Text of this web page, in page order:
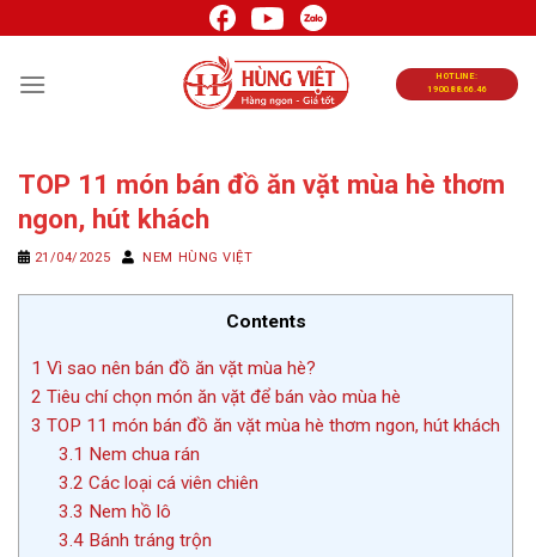
đến
nội
HOTLINE:
1900.88.66.46
TOP 11 món bán đồ ăn vặt mùa hè thơm
ngon, hút khách
21/04/2025 NEM HÙNG VIỆT
Contents
1 Vì sao nên bán đồ ăn vặt mùa hè?
2 Tiêu chí chọn món ăn vặt để bán vào mùa hè
3 TOP 11 món bán đồ ăn vặt mùa hè thơm ngon, hút khách
3.1 Nem chua rán
3.2 Các loại cá viên chiên
3.3 Nem hồ lô
3.4Bánh tráng trộn